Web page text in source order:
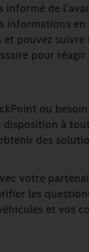
de
informations
pouvez
pour réagir
ou
à
des
votre
les
et vos